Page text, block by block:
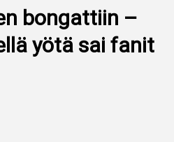
bongattiin –
yötä sai fanit